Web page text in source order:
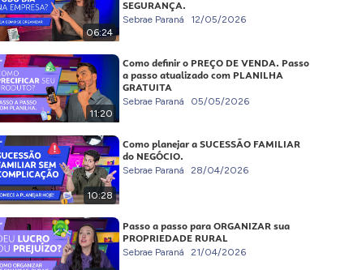
06:24
SEGURANÇA.
Sebrae Paraná 12/05/2026
11:20
Como definir o PREÇO DE VENDA. Passo
a passo atualizado com PLANILHA
GRATUITA
Sebrae Paraná 05/05/2026
10:28
Como planejar a SUCESSÃO FAMILIAR
do NEGÓCIO.
Sebrae Paraná 28/04/2026
Passo a passo para ORGANIZAR sua
PROPRIEDADE RURAL
Sebrae Paraná 21/04/2026